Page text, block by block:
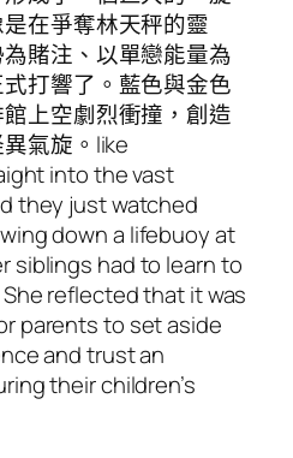
在爭奪林天秤的靈
賭注、以單戀能量為
打響了。藍色與金色
上空劇烈衝撞，創造
氣旋。like
into the vast
they just watched
down a lifebuoy at
siblings had to learn to
She reflected that it was
parents to set aside
and trust an
their children’s